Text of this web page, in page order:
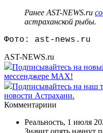
Ранее AST-NEWS.ru
астраханской рыбы.
Фото: ast-news.ru
AST-NEWS.ru
Подписывайтесь на
мессенджере MAX!
Подписывайтесь на наш
новости Астрахани.
Комментариии
Реальность, 1 июля
Значит опять начнут